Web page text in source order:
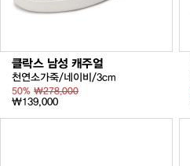
클락스 남성 캐주얼
천연소가죽/네이비/3cm
50% ₩278,000
₩139,000